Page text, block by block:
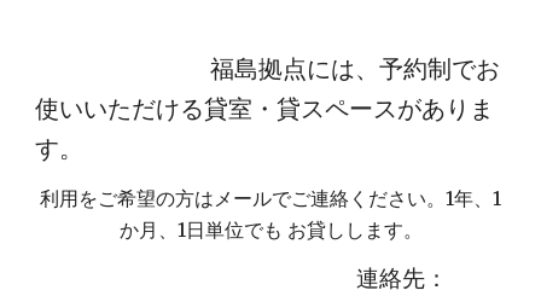
福島拠点には、予約制でお
使いいただける貸室・貸スペースがありま
す。
利用をご希望の方はメールでご連絡ください。 1年、1
か月、1日単位でも お貸しします。
連絡先：